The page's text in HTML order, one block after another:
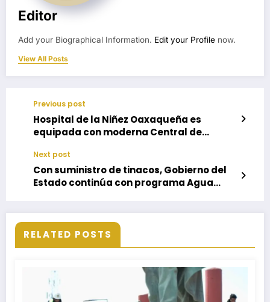
Editor
Add your Biographical Information. Edit your Profile now.
View All Posts
Previous post
Hospital de la Niñez Oaxaqueña es
equipada con moderna Central de
Next post
Con suministro de tinacos, Gobierno del
Estado continúa con programa Agua
RELATED POSTS